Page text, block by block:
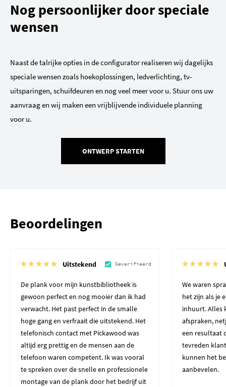
Nog persoonlijker door speciale
wensen
Naast de talrijke opties in de configurator realiseren wij dagelijks
speciale wensen zoals hoekoplossingen, ledverlichting, tv-
uitsparingen, schuifdeuren en nog veel meer voor u. Stuur ons uw
aanvraag en wij maken een vrijblijvende individuele planning
voor u.
ONTWERP STARTEN
Beoordelingen
Uitstekend Geverifieerd
De plank voor mijn kunstbibliotheek is
gewoon perfect en nog mooier dan ik had
verwacht. Het past perfect in de smalle
hoge gang en verfraait die uitstekend. Het
telefonisch contact met Pickawood was
altijd erg prettig en de mensen aan de
telefoon waren competent. Ik was vooral
te spreken over de snelle en professionele
montage van de plank door het bedrijf uit
We waren
het zijn als je
inhuurt. Alles
afspraken,
een resultaat
tevreden
kunnen het
aanbevelen.